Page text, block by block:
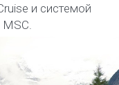
и системой